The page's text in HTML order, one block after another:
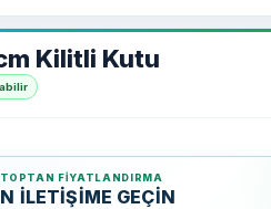
Kilitli Kutu
FIYATLANDIRMA
İLETİŞİME GEÇİN